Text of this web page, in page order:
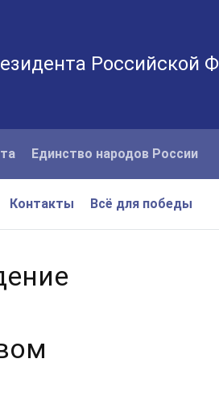
Российской
Единство народов России
Контакты Всё для победы